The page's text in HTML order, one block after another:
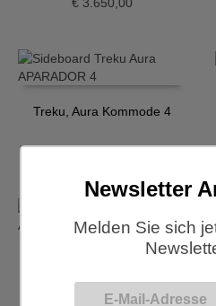
€3.650,00
Treku, Aura Kommode 4
€2.889,00
2.665,00
Newsletter
Melden Sie sich